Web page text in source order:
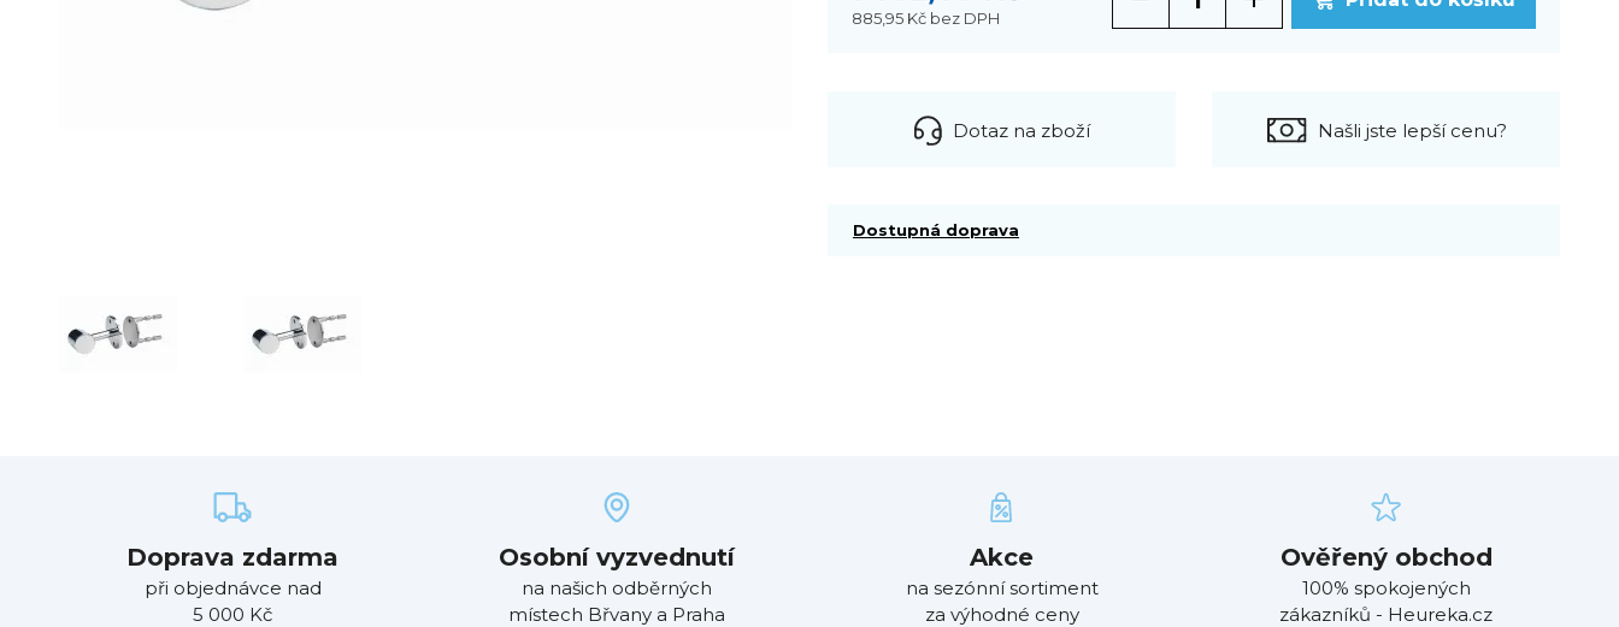
885,95 Kč bez DPH
Dotaz na zboží Našli jste lepší cenu?
Dostupná doprava
Doprava zdarma
při objednávce nad
5 000 Kč
Osobní vyzvednutí
na našich odběrných
místech Břvany a Praha
Akce
na sezónní sortiment
za výhodné ceny
Ověřený obchod
100% spokojených
zákazníků - Heureka.cz